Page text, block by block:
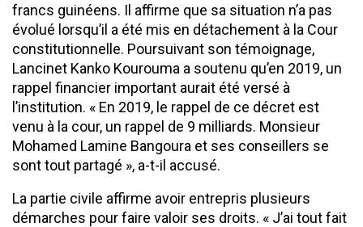
francs guinéens. Il affirme que sa situation n’a pas
évolué lorsqu’il a été mis en détachement à la Cour
constitutionnelle. Poursuivant son témoignage,
Lancinet Kanko Kourouma a soutenu qu’en 2019, un
rappel financier important aurait été versé à
l’institution. « En 2019, le rappel de ce décret est
venu à la cour, un rappel de 9 milliards. Monsieur
Mohamed Lamine Bangoura et ses conseillers se
sont tout partagé », a-t-il accusé.
La partie civile affirme avoir entrepris plusieurs
démarches pour faire valoir ses droits. « J’ai tout fait